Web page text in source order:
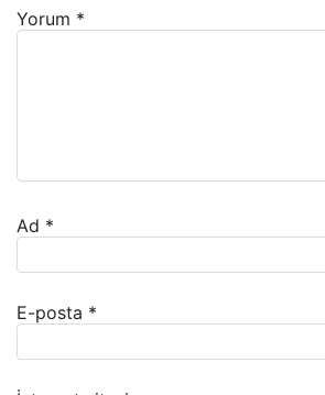
Yorum *
Ad *
E-posta *